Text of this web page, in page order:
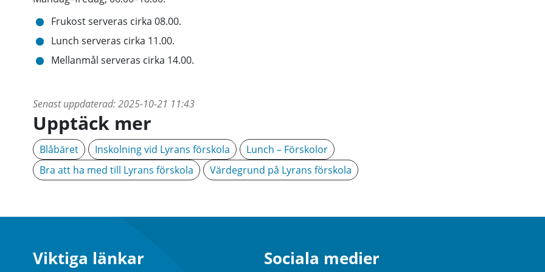
Frukost serveras cirka 08.00.
Lunch serveras cirka 11.00.
Mellanmål serveras cirka 14.00.
Senast uppdaterad:2025-10-21 11:43
Upptäck mer
Blåbäret Inskolning vid Lyrans förskola
Lunch – Förskolor
Bra att ha med till Lyrans förskola
Värdegrund på Lyrans förskola
Viktiga länkar Sociala medier